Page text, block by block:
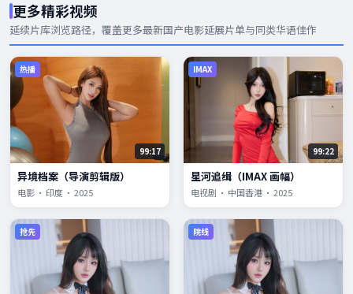
更多精彩视频
延续片库浏览路径，覆盖更多最新国产电影延展片单与同类华语佳作
热播
99:17
异境档案（导演剪辑版）
电影 · 印度 · 2025
IMAX
99:22
星河追缉（IMAX 画幅）
电视剧 · 中国香港 · 2025
抢先 院线